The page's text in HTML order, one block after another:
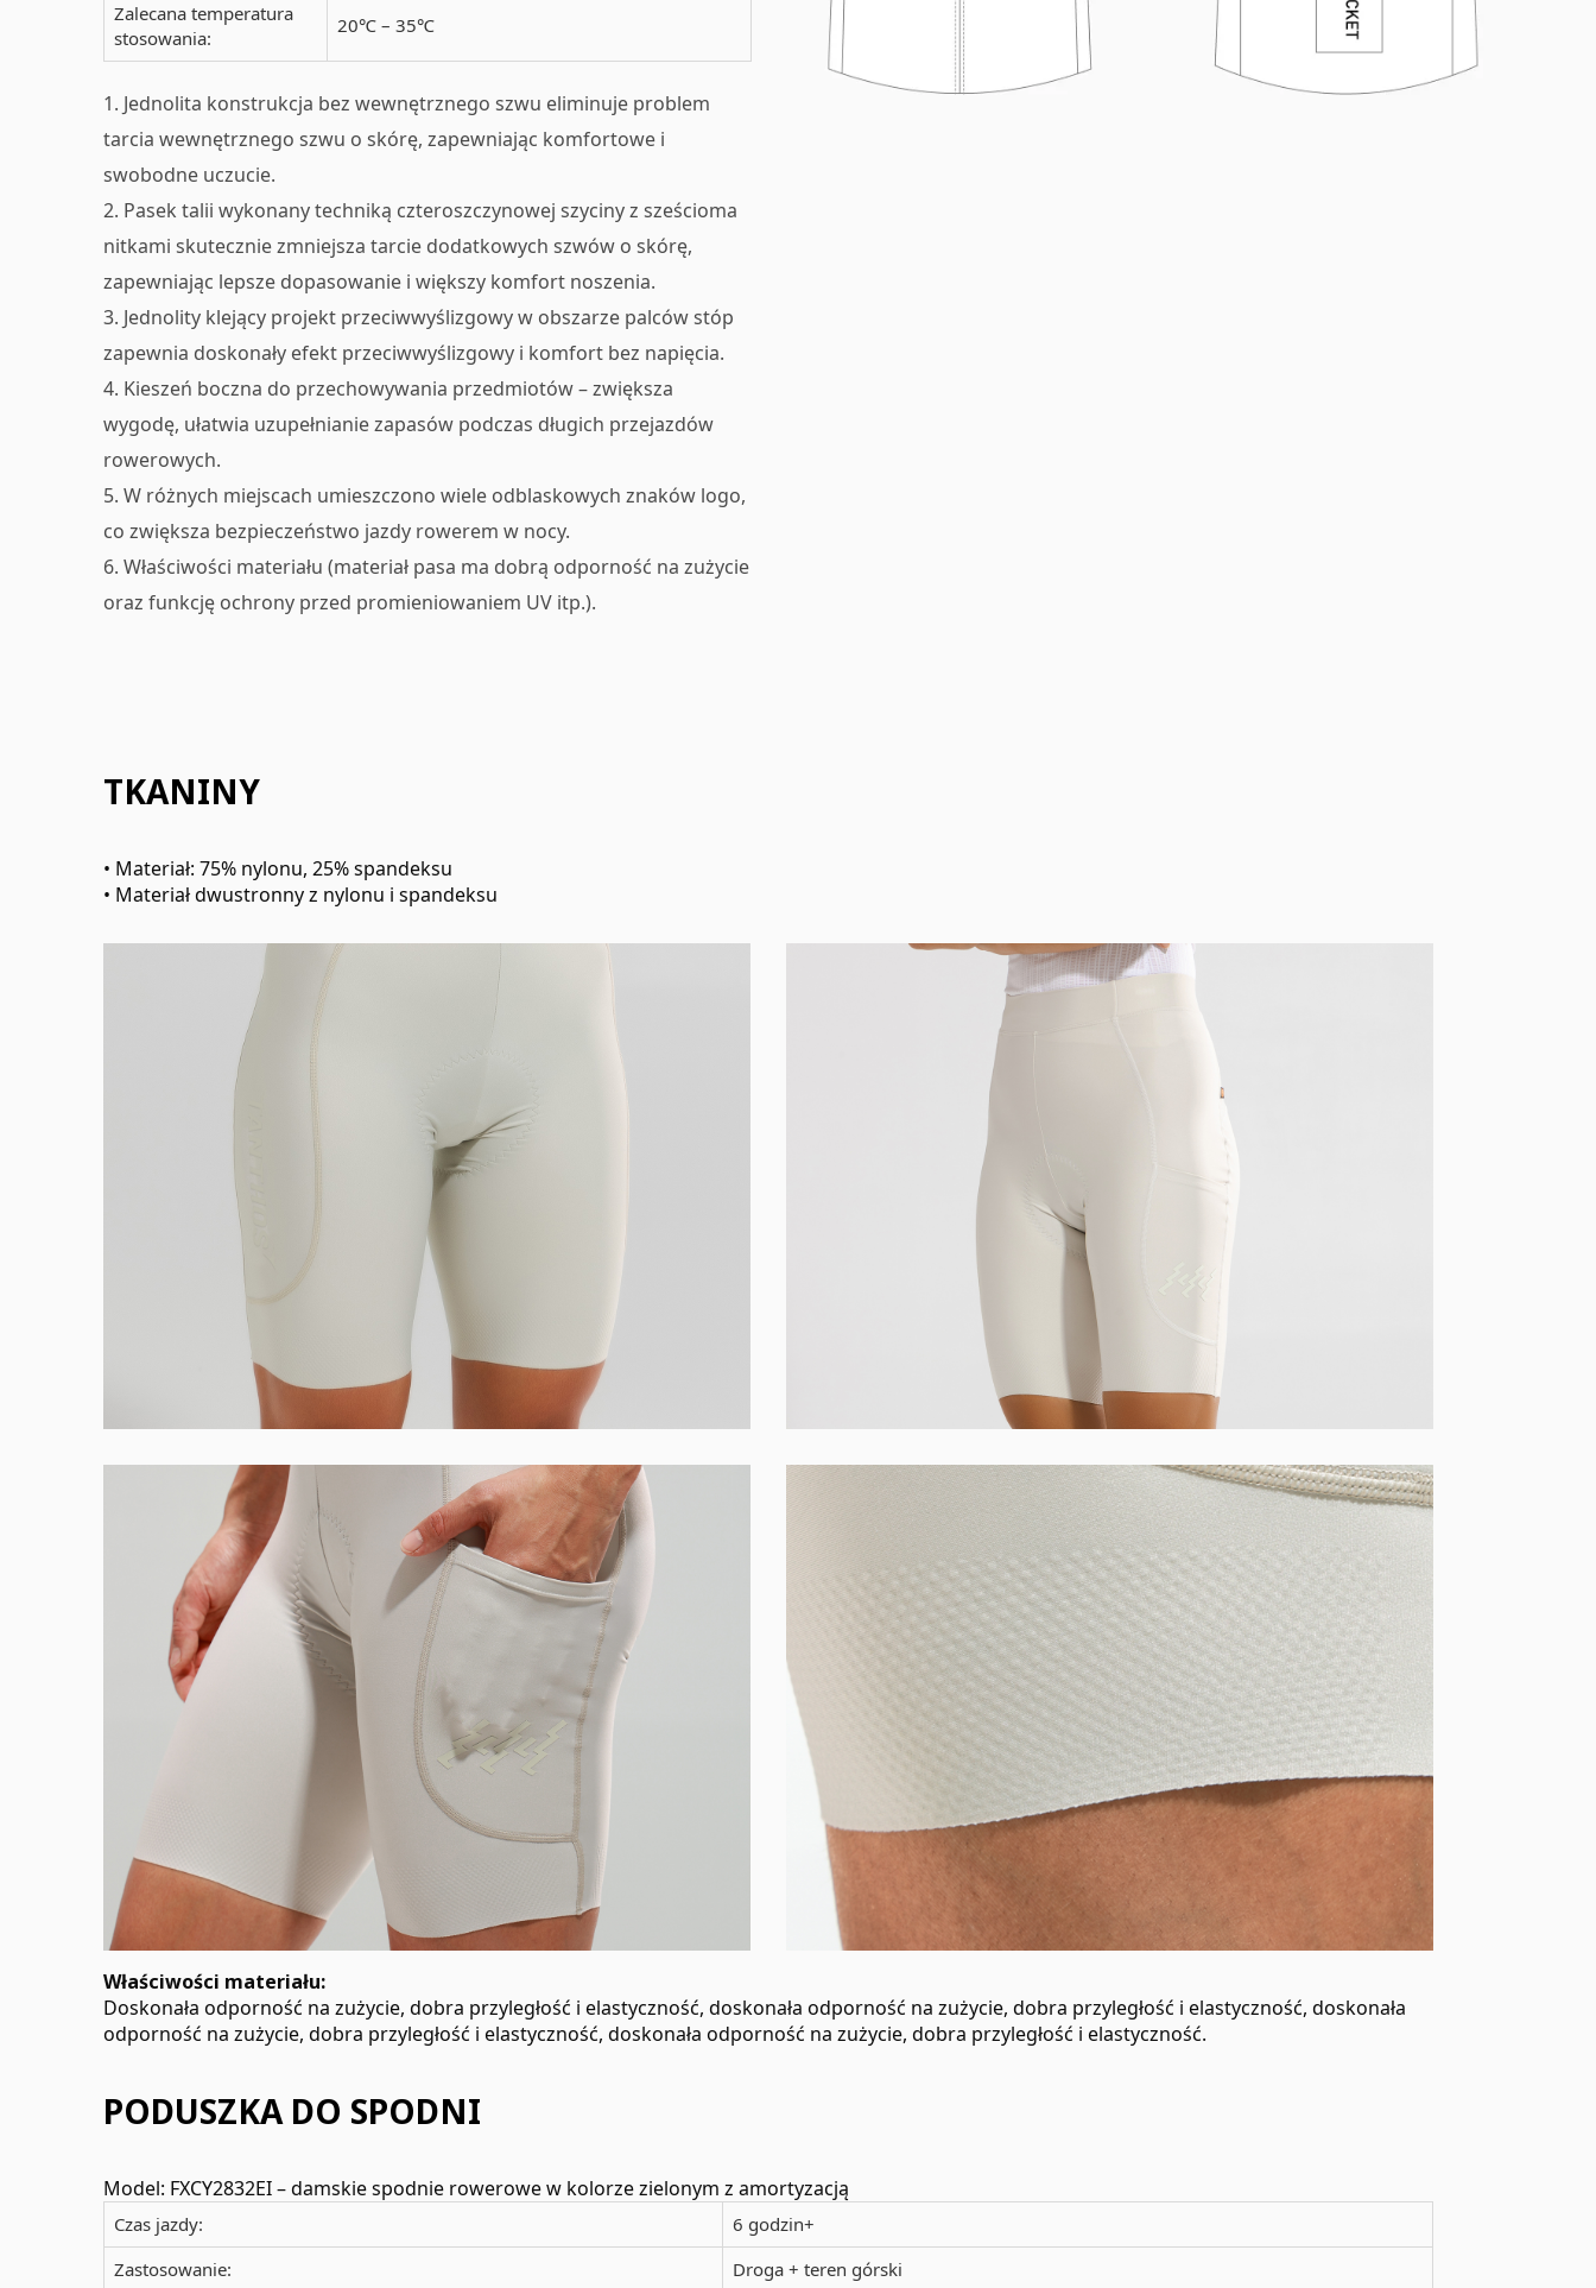
Zalecana temperatura
stosowania:
20℃ – 35℃
1. Jednolita konstrukcja bez wewnętrznego szwu eliminuje problem
tarcia wewnętrznego szwu o skórę, zapewniając komfortowe i
swobodne uczucie.
2. Pasek talii wykonany techniką czteroszczynowej szyciny z sześcioma
nitkami skutecznie zmniejsza tarcie dodatkowych szwów o skórę,
zapewniając lepsze dopasowanie i większy komfort noszenia.
3. Jednolity klejący projekt przeciwwyślizgowy w obszarze palców stóp
zapewnia doskonały efekt przeciwwyślizgowy i komfort bez napięcia.
4. Kieszeń boczna do przechowywania przedmiotów – zwiększa
wygodę, ułatwia uzupełnianie zapasów podczas długich przejazdów
rowerowych.
5. W różnych miejscach umieszczono wiele odblaskowych znaków logo,
co zwiększa bezpieczeństwo jazdy rowerem w nocy.
6. Właściwości materiału (materiał pasa ma dobrą odporność na zużycie
oraz funkcję ochrony przed promieniowaniem UV itp.).
TKANINY
• Materiał: 75% nylonu, 25% spandeksu
• Materiał dwustronny z nylonu i spandeksu
Właściwości materiału:
Doskonała odporność na zużycie, dobra przyległość i elastyczność, doskonała odporność na zużycie, dobra przyległość i elastyczność, doskonała
odporność na zużycie, dobra przyległość i elastyczność, doskonała odporność na zużycie, dobra przyległość i elastyczność.
PODUSZKA DO SPODNI
Model: FXCY2832EI – damskie spodnie rowerowe w kolorze zielonym z amortyzacją
Czas jazdy:
6 godzin+
Zastosowanie:
Droga + teren górski